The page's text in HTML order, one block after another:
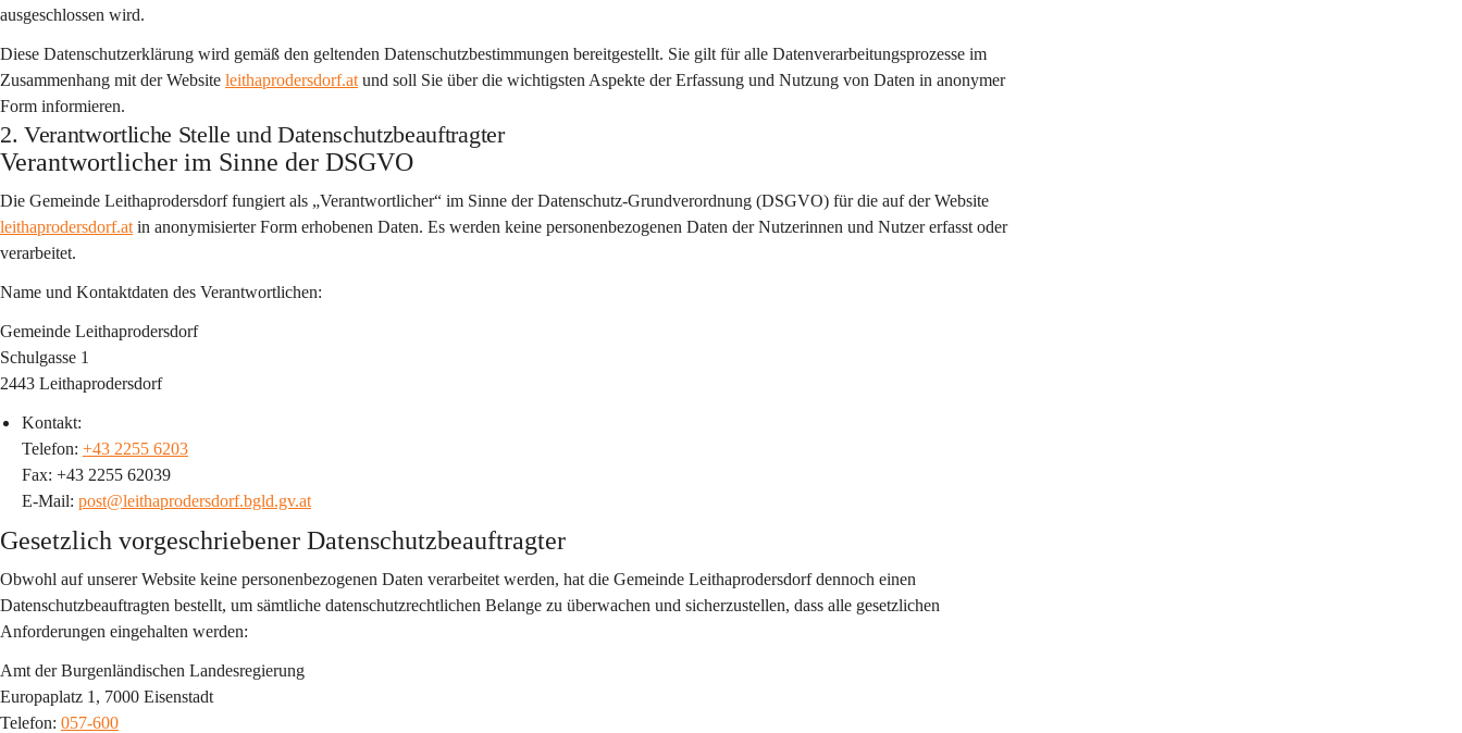
ausgeschlossen wird.
Diese Datenschutzerklärung wird gemäß den geltenden Datenschutzbestimmungen bereitgestellt. Sie gilt für alle Datenverarbeitungsprozesse im
Zusammenhang mit der Website leithaprodersdorf.at und soll Sie über die wichtigsten Aspekte der Erfassung und Nutzung von Daten in anonymer
Form informieren.
2. Verantwortliche Stelle und Datenschutzbeauftragter
Verantwortlicher im Sinne der DSGVO
Die Gemeinde Leithaprodersdorf fungiert als „Verantwortlicher“ im Sinne der Datenschutz-Grundverordnung (DSGVO) für die auf der Website
leithaprodersdorf.at in anonymisierter Form erhobenen Daten. Es werden keine personenbezogenen Daten der Nutzerinnen und Nutzer erfasst oder
verarbeitet.
Name und Kontaktdaten des Verantwortlichen:
Gemeinde Leithaprodersdorf
Schulgasse 1
2443 Leithaprodersdorf
Kontakt:
Telefon: +43 2255 6203
Fax: +43 2255 62039
E-Mail: post@leithaprodersdorf.bgld.gv.at
Gesetzlich vorgeschriebener Datenschutzbeauftragter
Obwohl auf unserer Website keine personenbezogenen Daten verarbeitet werden, hat die Gemeinde Leithaprodersdorf dennoch einen
Datenschutzbeauftragten bestellt, um sämtliche datenschutzrechtlichen Belange zu überwachen und sicherzustellen, dass alle gesetzlichen
Anforderungen eingehalten werden:
Amt der Burgenländischen Landesregierung
Europaplatz 1, 7000 Eisenstadt
Telefon: 057-600